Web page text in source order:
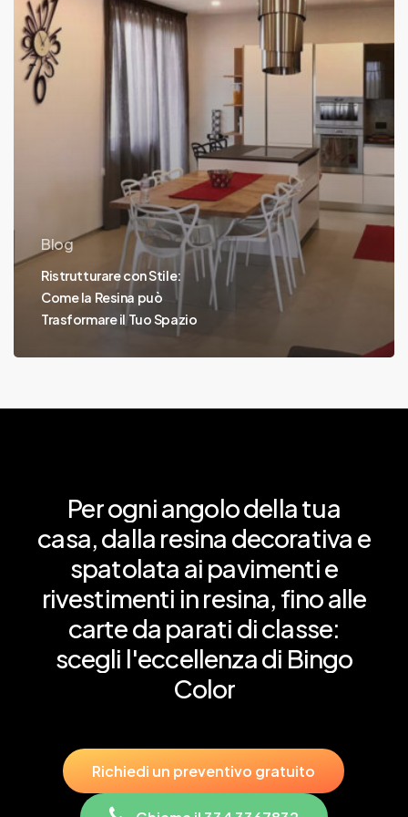
Trasformare
Tuo
Spazio
Blog
Ristrutturare con Stile:
Come la Resina può
Trasformare il Tuo Spazio
Perogniangolodellatua
casa,dalla resina decorativa e
spatolata ai pavimentie
rivestimenti inresina, finoalle
carteda parati diclasse:
scegli l'eccellenzadi Bingo
Color
Richiedi un preventivo gratuito